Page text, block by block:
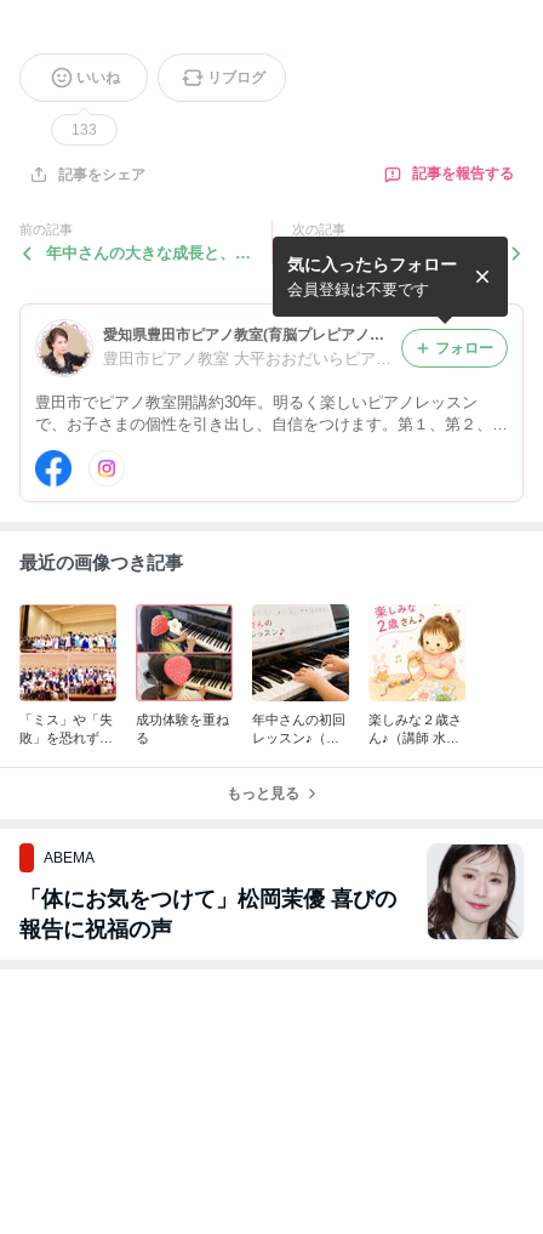
いいね
133
リブログ
記事をシェア 記事を報告する
前の記事
年中さんの大きな成長と、私
次の記事
幼児さんのピアノレッスン♪
【動画あり】
愛知県豊田市ピアノ教室(育脳プレピアノコースあり)・大平おおだいらピアノ教室
豊田市ピアノ教室 大平おおだいらピアノ教室
豊田市でピアノ教室開講約30年。明るく楽しいピアノレッスン
で、お子さまの個性を引き出し、自信をつけます。第１、第２、第
コース、幼稚園教諭・保育士養成コースあり。オンラインレッスン
対応可。
気に入ったらフォロー
会員登録は不要です
フォロー
最近の画像つき記事
「ミス」や「失
敗」を恐れず
成功体験を重ね
る
年中さんの初回
レッスン♪（講
楽しみな２歳さ
ん♪（講師 水
もっと見る
ABEMA
「体にお気をつけて」松岡茉優 喜びの
報告に祝福の声